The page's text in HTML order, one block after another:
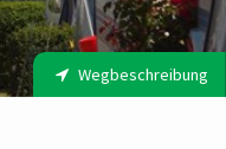
Wegbeschreibung